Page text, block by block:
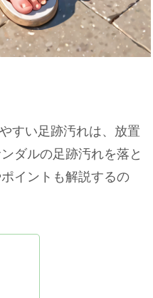
すい足跡汚れは、放置
ダルの足跡汚れを落と
イントも解説するの